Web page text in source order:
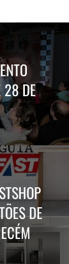
28 DE
DE